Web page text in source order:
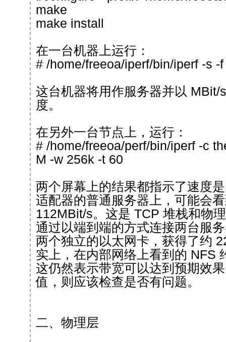
make
make install
在一台机器上运行：
# /home/freeoa/iperf/bin/iperf -s -
这台机器将用作服务器并以 MBit/
度。
在另外一台节点上，运行：
# /home/freeoa/perf/bin/iperf -c
M -w 256k -t 60
两个屏幕上的结果都指示了速度
适配器的普通服务器上，可能会
112MBit/s。这是 TCP 堆栈和物
通过以端到端的方式连接两台服
两个独立的以太网卡，获得了约
实上，在内部网络上看到的 NFS
这仍然表示带宽可以达到预期效
值，则应该检查是否有问题。
二、物理层